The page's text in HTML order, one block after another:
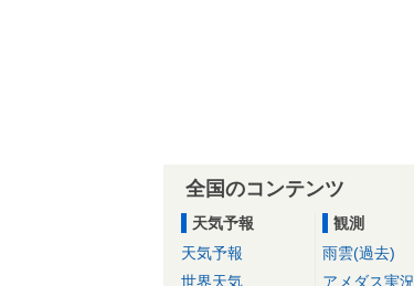
全国のコンテンツ
天気予報
天気予報
世界天気
観測
雨雲(過去)
アメダス実況